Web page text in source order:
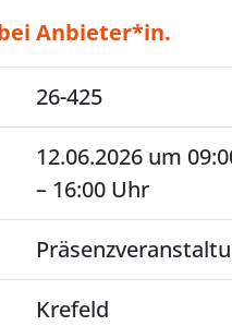
Anbieter*in.
26-425
12.06.2026 um
– 16:00 Uhr
Krefeld